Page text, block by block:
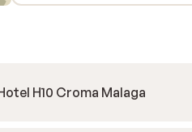
H10 Croma Malaga